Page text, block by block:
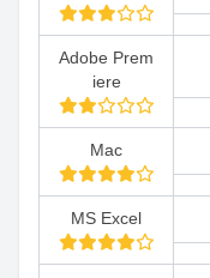
Adobe Prem
iere
Mac
MS Excel